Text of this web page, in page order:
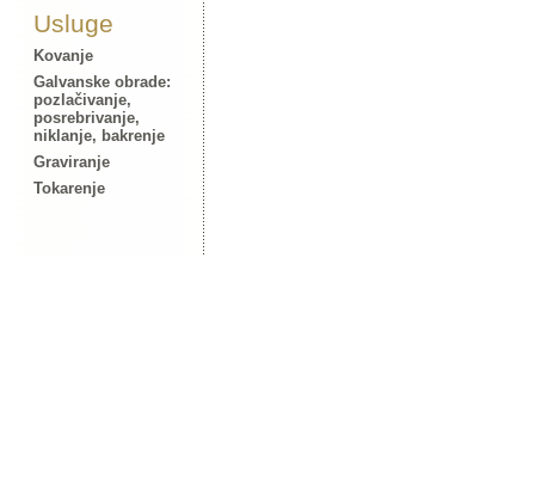
Usluge
Kovanje
Galvanske obrade:
pozlačivanje,
posrebrivanje,
niklanje, bakrenje
Graviranje
Tokarenje